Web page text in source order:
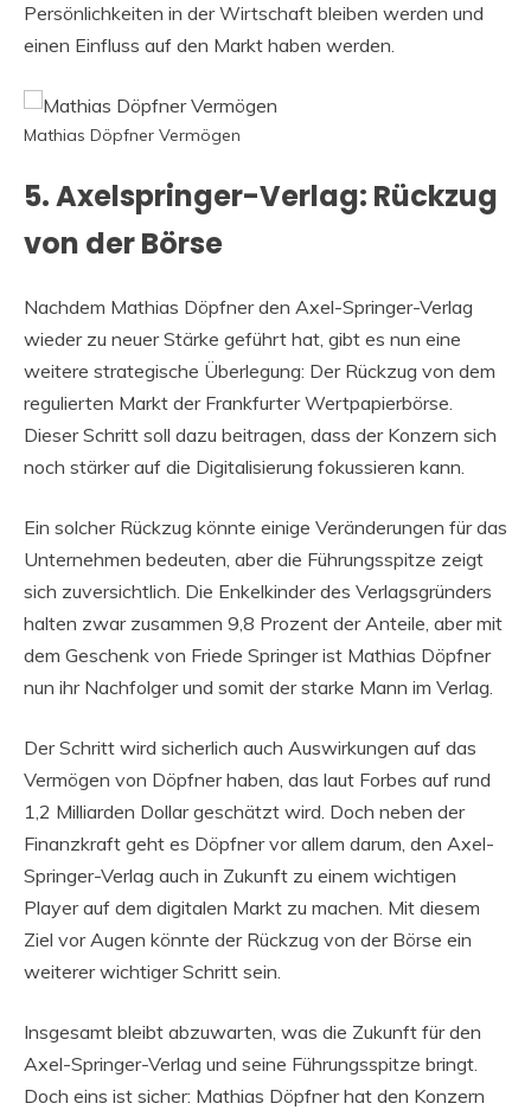
Persönlichkeiten in der Wirtschaft bleiben werden und
einen Einfluss auf den Markt haben werden.
Mathias Döpfner Vermögen
5. Axelspringer-Verlag: Rückzug
von der Börse
Nachdem Mathias Döpfner den Axel-Springer-Verlag
wieder zu neuer Stärke geführt hat, gibt es nun eine
weitere strategische Überlegung: Der Rückzug von dem
regulierten Markt der Frankfurter Wertpapierbörse.
Dieser Schritt soll dazu beitragen, dass der Konzern sich
noch stärker auf die Digitalisierung fokussieren kann.
Ein solcher Rückzug könnte einige Veränderungen für das
Unternehmen bedeuten, aber die Führungsspitze zeigt
sich zuversichtlich. Die Enkelkinder des Verlagsgründers
halten zwar zusammen 9,8 Prozent der Anteile, aber mit
dem Geschenk von Friede Springer ist Mathias Döpfner
nun ihr Nachfolger und somit der starke Mann im Verlag.
Der Schritt wird sicherlich auch Auswirkungen auf das
Vermögen von Döpfner haben, das laut Forbes auf rund
1,2 Milliarden Dollar geschätzt wird. Doch neben der
Finanzkraft geht es Döpfner vor allem darum, den Axel-
Springer-Verlag auch in Zukunft zu einem wichtigen
Player auf dem digitalen Markt zu machen. Mit diesem
Ziel vor Augen könnte der Rückzug von der Börse ein
weiterer wichtiger Schritt sein.
Insgesamt bleibt abzuwarten, was die Zukunft für den
Axel-Springer-Verlag und seine Führungsspitze bringt.
Doch eins ist sicher: Mathias Döpfner hat den Konzern